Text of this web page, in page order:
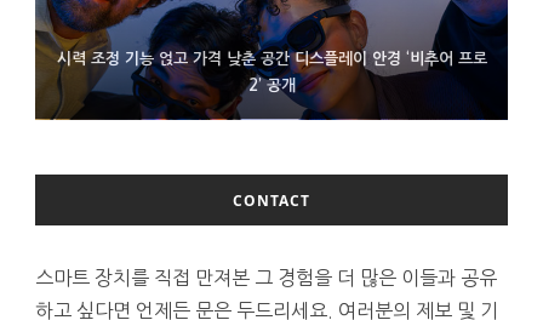
시력 조정 기능 얹고 가격 낮춘 공간 디스플레이 안경 ‘비추어 프로
2’ 공개
D램 부족에 10억달러어치 아이폰18 프로세서 패키징 대기 중
300~400달러 반지형 스피커 준비하는 오픈AI
CONTACT
스마트 장치를 직접 만져본 그 경험을 더 많은 이들과 공유
하고 싶다면 언제든 문은 두드리세요. 여러분의 제보 및 기